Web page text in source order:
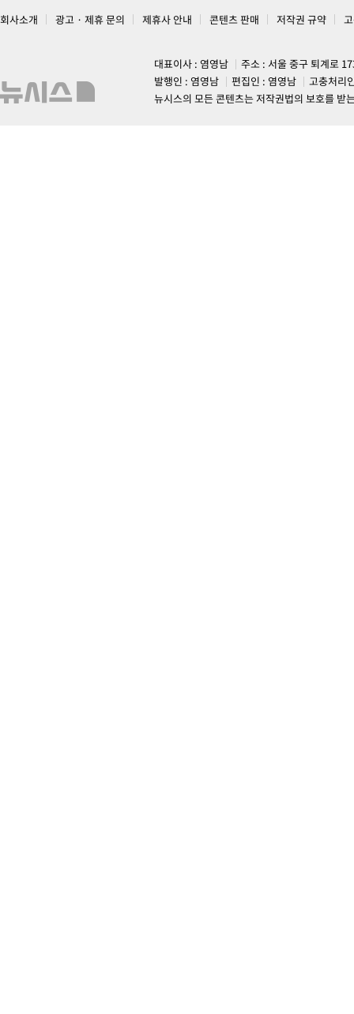
회사소개 광고 · 제휴 문의 제휴사 안내 콘텐츠 판매 저작권 규약
대표이사 : 염영남
주소 : 서울 중구 퇴계로
발행인 : 염영남
편집인 : 염영남
고충처리
뉴시스의 모든 콘텐츠는 저작권법의 보호를